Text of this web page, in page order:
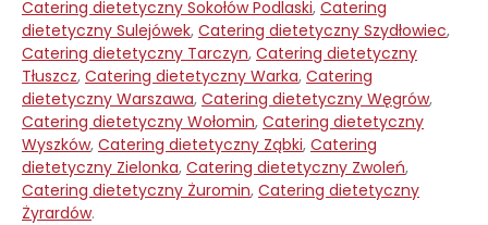
Catering dietetyczny Sokołów Podlaski, Catering
dietetyczny Sulejówek, Catering dietetyczny Szydłowiec,
Catering dietetyczny Tarczyn, Catering dietetyczny
Tłuszcz, Catering dietetyczny Warka, Catering
dietetyczny Warszawa, Catering dietetyczny Węgrów,
Catering dietetyczny Wołomin, Catering dietetyczny
Wyszków, Catering dietetyczny Ząbki, Catering
dietetyczny Zielonka, Catering dietetyczny Zwoleń,
Catering dietetyczny Żuromin, Catering dietetyczny
Żyrardów.